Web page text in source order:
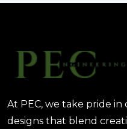
At PEC, we take pride
designs that blend